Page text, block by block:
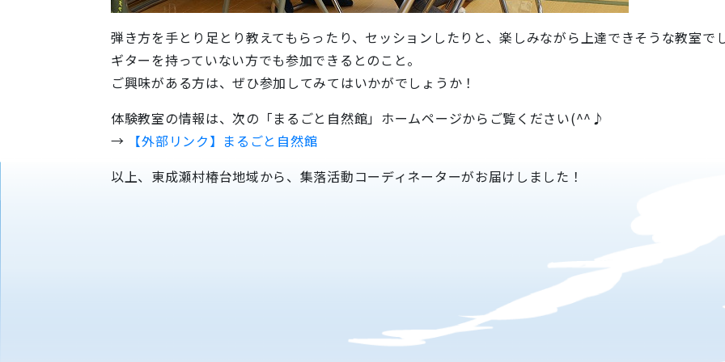
弾き方を手とり足とり教えてもらったり、セッションしたりと、楽しみながら上達できそうな教室で
ギターを持っていない方でも参加できるとのこと。
ご興味がある方は、ぜひ参加してみてはいかがでしょうか！
体験教室の情報は、次の「まるごと自然館」ホームページからご覧ください(^^♪
→
【外部リンク】まるごと自然館
以上、東成瀬村椿台地域から、集落活動コーディネーターがお届けしました！